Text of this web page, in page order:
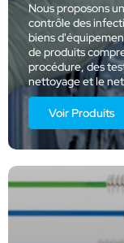
Nous proposons
contrôle des
biens
de produits
procédure, des
nettoyage et le
Voir Produits